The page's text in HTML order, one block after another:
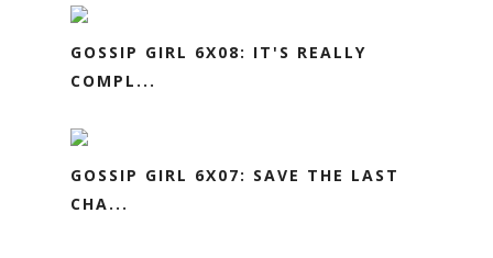
GOSSIP GIRL 6X08: IT'S REALLY
COMPL...
GOSSIP GIRL 6X07: SAVE THE LAST
CHA...